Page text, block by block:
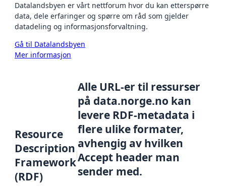
Datalandsbyen er vårt nettforum hvor du kan etterspørre
data, dele erfaringer og spørre om råd som gjelder
datadeling og informasjonsforvaltning.
Gå til Datalandsbyen
Mer informasjon
Resource
Description
Framework
(RDF)
Alle URL-er til ressurser
på data.norge.no kan
levere RDF-metadata i
flere ulike formater,
avhengig av hvilken
Accept header man
sender med.